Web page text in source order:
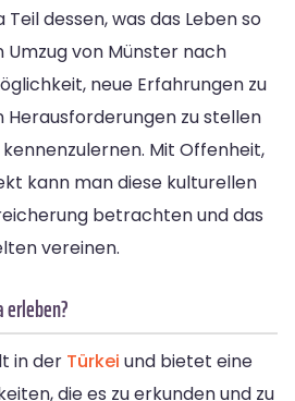
dessen, was das Leben so
Umzug von Münster nach
neue Erfahrungen zu
Herausforderungen zu stellen
Mit Offenheit,
kann man diese kulturellen
betrachten und das
vereinen.
erleben?
in der Türkei und bietet eine
die es zu erkunden und zu